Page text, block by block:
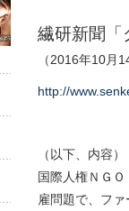
繊研新聞「
（2016年10月
http://
（以下、内容）
国際人権ＮＧ
雇問題で、フ